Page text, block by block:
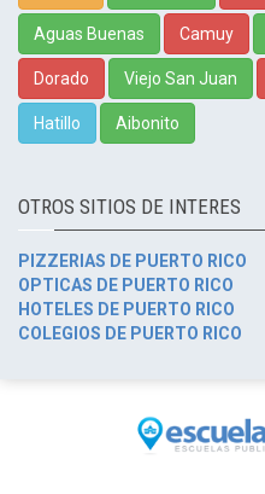
Aguas Buenas Camuy
Dorado Viejo San Juan
Hatillo Aibonito
OTROS SITIOS DE INTERES
PIZZERIAS DE PUERTO RICO
OPTICAS DE PUERTO RICO
HOTELES DE PUERTO RICO
COLEGIOS DE PUERTO RICO